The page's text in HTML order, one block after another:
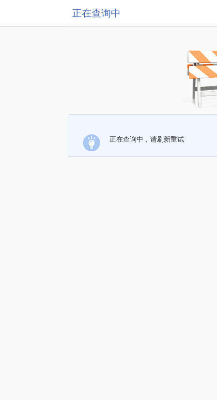
正在查询中
正在查询中，请刷新重试